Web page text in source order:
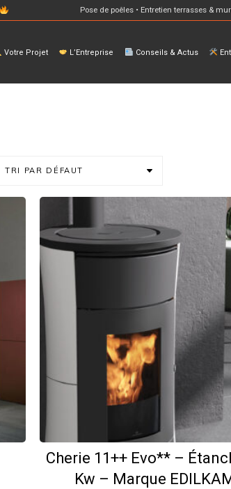
Pose de poêles • Entretien terrasses &
Votre Projet L’Entreprise Conseils & Actus
TRI PAR DÉFAUT
Cherie 11++ Evo** –
Kw – Marque